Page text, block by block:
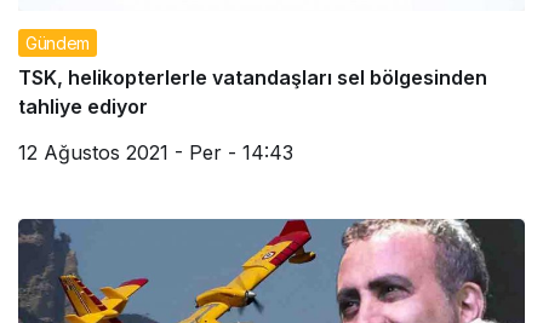
Gündem
TSK, helikopterlerle vatandaşları sel bölgesinden
tahliye ediyor
12 Ağustos 2021 - Per - 14:43